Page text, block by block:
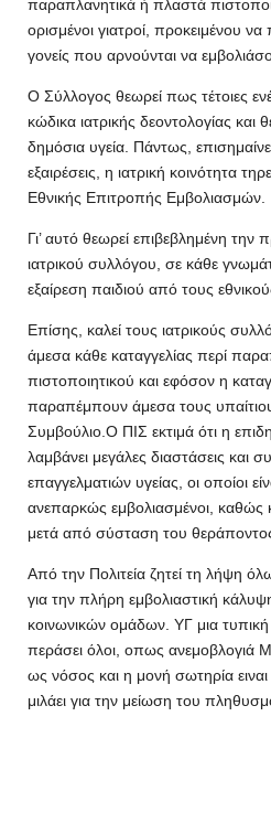
παραπλανητικά ή πλαστά
ορισμένοι γιατροί, προκειμένου
γονείς που αρνούνται να
Ο Σύλλογος θεωρεί πως τέτοιες
κώδικα ιατρικής δεοντολογίας και
δημόσια υγεία. Πάντως,
εξαιρέσεις, η ιατρική κοινότητα
Εθνικής Επιτροπής Εμβολιασμών.
Γι’ αυτό θεωρεί επιβεβλημένη
ιατρικού συλλόγου, σε κάθε
εξαίρεση παιδιού από τους
Επίσης, καλεί τους ιατρικούς
άμεσα κάθε καταγγελίας περί
πιστοποιητικού και εφόσον η
παραπέμπουν άμεσα τους
Συμβούλιο.Ο ΠΙΣ εκτιμά ότι η
λαμβάνει μεγάλες διαστάσεις και
επαγγελματιών υγείας, οι οποίοι
ανεπαρκώς εμβολιασμένοι, καθώς
μετά από σύσταση του θεράποντος
Από την Πολιτεία ζητεί τη λήψη
για την πλήρη εμβολιαστική
κοινωνικών ομάδων. ΥΓ μια
περάσει όλοι, οπως ανεμοβλογιά
ως νόσος και η μονή σωτηρία
μιλάει για την μείωση του